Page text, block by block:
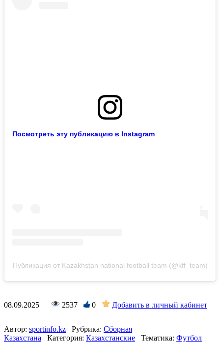
Посмотреть эту публикацию в Instagram
Публикация от Kazakhstan national football team (@kff_team)
08.09.2025 2537 0 Добавить в личный кабинет
Автор: sportinfo.kz Рубрика: Сборная
Казахстана
Категория: Казахстанские Тематика: Футбол